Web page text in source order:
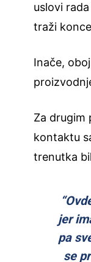
uslovi
traži
Inače,
Za drugim
kontaktu
trenutka
jer
pa
se